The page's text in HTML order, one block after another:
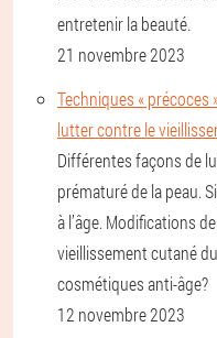
entretenir la beauté.
21 novembre 2023
Techniques «
lutter contre le
Différentes façons de
prématuré de la peau.
à l’âge. Modifications
vieillissement cutané
cosmétiques anti-âge?
12 novembre 2023